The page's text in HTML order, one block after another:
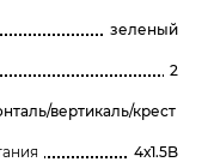
зеленый
2
вертикаль/крест
4х1.5B